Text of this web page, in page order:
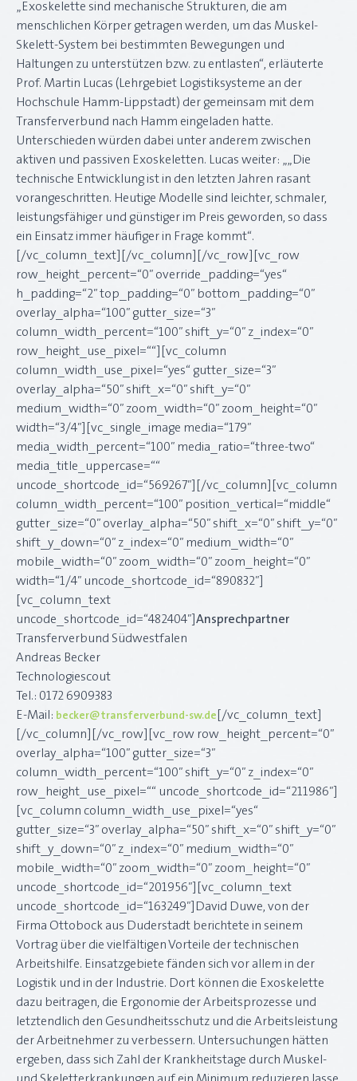
„Exoskelette sind mechanische Strukturen, die am
menschlichen Körper getragen werden, um das Muskel-
Skelett-System bei bestimmten Bewegungen und
Haltungen zu unterstützen bzw. zu entlasten“, erläuterte
Prof. Martin Lucas (Lehrgebiet Logistiksysteme an der
Hochschule Hamm-Lippstadt) der gemeinsam mit dem
Transferverbund nach Hamm eingeladen hatte.
Unterschieden würden dabei unter anderem zwischen
aktiven und passiven Exoskeletten. Lucas weiter: „„Die
technische Entwicklung ist in den letzten Jahren rasant
vorangeschritten. Heutige Modelle sind leichter, schmaler,
leistungsfähiger und günstiger im Preis geworden, so dass
ein Einsatz immer häufiger in Frage kommt“.
[/vc_column_text][/vc_column][/vc_row][vc_row
row_height_percent=“0″ override_padding=“yes“
h_padding=“2″ top_padding=“0″ bottom_padding=“0″
overlay_alpha=“100″ gutter_size=“3″
column_width_percent=“100″ shift_y=“0″ z_index=“0″
row_height_use_pixel=““][vc_column
column_width_use_pixel=“yes“ gutter_size=“3″
overlay_alpha=“50″ shift_x=“0″ shift_y=“0″
medium_width=“0″ zoom_width=“0″ zoom_height=“0″
width=“3/4″][vc_single_image media=“179″
media_width_percent=“100″ media_ratio=“three-two“
media_title_uppercase=““
uncode_shortcode_id=“569267″][/vc_column][vc_column
column_width_percent=“100″ position_vertical=“middle“
gutter_size=“0″ overlay_alpha=“50″ shift_x=“0″ shift_y=“0″
shift_y_down=“0″ z_index=“0″ medium_width=“0″
mobile_width=“0″ zoom_width=“0″ zoom_height=“0″
width=“1/4″ uncode_shortcode_id=“890832″]
[vc_column_text
uncode_shortcode_id=“482404″] Ansprechpartner
Transferverbund Südwestfalen
Andreas Becker
Technologiescout
Tel.: 0172 6909383
E-Mail: becker@transferverbund-sw.de​ [/vc_column_text]
[/vc_column][/vc_row][vc_row row_height_percent=“0″
overlay_alpha=“100″ gutter_size=“3″
column_width_percent=“100″ shift_y=“0″ z_index=“0″
row_height_use_pixel=““ uncode_shortcode_id=“211986″]
[vc_column column_width_use_pixel=“yes“
gutter_size=“3″ overlay_alpha=“50″ shift_x=“0″ shift_y=“0″
shift_y_down=“0″ z_index=“0″ medium_width=“0″
mobile_width=“0″ zoom_width=“0″ zoom_height=“0″
uncode_shortcode_id=“201956″][vc_column_text
uncode_shortcode_id=“163249″]David Duwe, von der
Firma Ottobock aus Duderstadt berichtete in seinem
Vortrag über die vielfältigen Vorteile der technischen
Arbeitshilfe. Einsatzgebiete fänden sich vor allem in der
Logistik und in der Industrie. Dort können die Exoskelette
dazu beitragen, die Ergonomie der Arbeitsprozesse und
letztendlich den Gesundheitsschutz und die Arbeitsleistung
der Arbeitnehmer zu verbessern. Untersuchungen hätten
ergeben, dass sich Zahl der Krankheitstage durch Muskel-